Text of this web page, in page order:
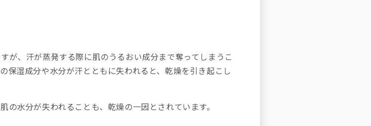
が、汗が蒸発する際に肌のうるおい成分まで奪ってしまうこ
保湿成分や水分が汗とともに失われると、乾燥を引き起こし
の水分が失われることも、乾燥の一因とされています。